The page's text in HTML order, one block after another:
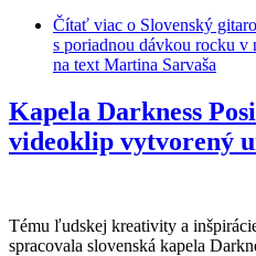
Čítať viac o Slovenský
s poriadnou dávkou rocku
na text Martina Sarvaša
Kapela Darkness
videoklip vytvorený
Tému ľudskej kreativity a
spracovala slovenská kapela